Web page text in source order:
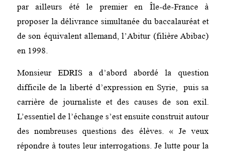
par ailleurs été le premier en Île-de-France à
proposer la délivrance simultanée du baccalauréat et
de son équivalent allemand, l’Abitur (filière Abibac)
en 1998.
Monsieur EDRIS a d’abord abordé la question
difficile de la liberté d’expression en Syrie, puis sa
carrière de journaliste et des causes de son exil.
L’essentiel de l’échange s’est ensuite construit autour
des nombreuses questions des élèves. « Je veux
répondre à toutes leur interrogations. Je lutte pour la